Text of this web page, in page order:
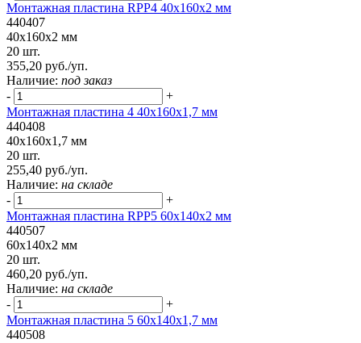
Монтажная пластина RPP4 40x160x2 мм
440407
40x160x2 мм
20 шт.
355,20 руб./уп.
Наличие: под заказ
-
+
Монтажная пластина 4 40x160x1,7 мм
440408
40x160x1,7 мм
20 шт.
255,40 руб./уп.
Наличие: на складе
-
+
Монтажная пластина RPP5 60x140x2 мм
440507
60x140x2 мм
20 шт.
460,20 руб./уп.
Наличие: на складе
-
+
Монтажная пластина 5 60x140x1,7 мм
440508